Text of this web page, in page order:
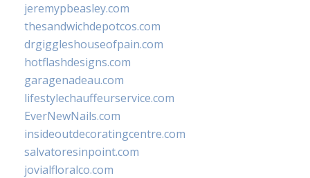
jeremypbeasley.com
thesandwichdepotcos.com
drgiggleshouseofpain.com
hotflashdesigns.com
garagenadeau.com
lifestylechauffeurservice.com
EverNewNails.com
insideoutdecoratingcentre.com
salvatoresinpoint.com
jovialfloralco.com